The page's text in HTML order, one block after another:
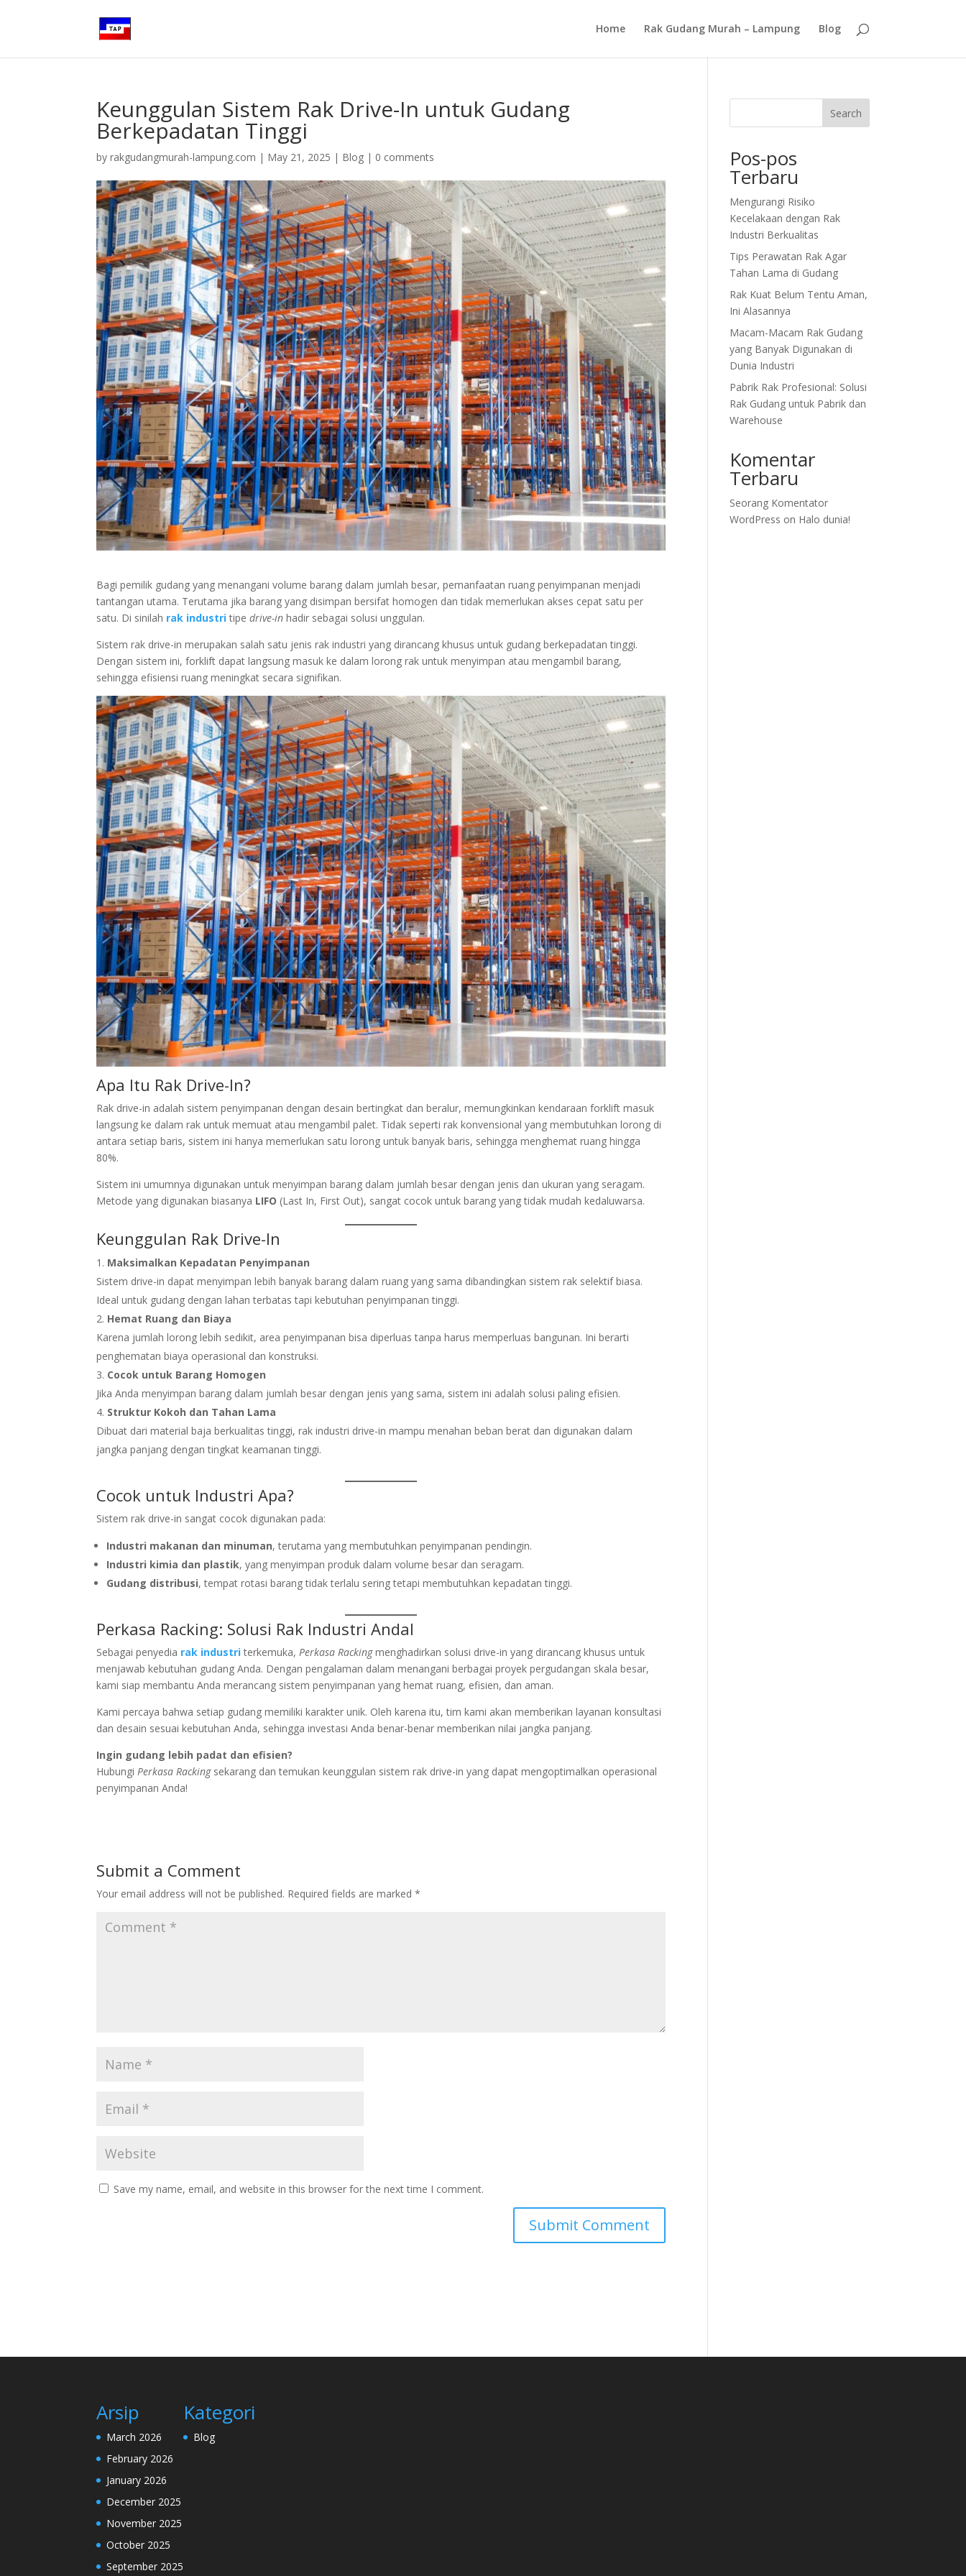
Home Rak Gudang Murah – Lampung Blog
Keunggulan Sistem Rak Drive-In untuk Gudang
Berkepadatan Tinggi
byrakgudangmurah-lampung.com | May 21, 2025 | Blog | 0 comments
Bagi pemilik gudang yang menangani volume barang dalam jumlah besar, pemanfaatan ruang penyimpanan menjadi
tantangan utama. Terutama jika barang yang disimpan bersifat homogen dan tidak memerlukan akses cepat satu per
satu. Di sinilah rak industri tipedrive-in hadir sebagai solusi unggulan.
Sistem rak drive-in merupakan salah satu jenis rak industri yang dirancang khusus untuk gudang berkepadatan tinggi.
Dengan sistem ini, forklift dapat langsung masuk ke dalam lorong rak untuk menyimpan atau mengambil barang,
sehingga efisiensi ruang meningkat secara signifikan.
Apa Itu Rak Drive-In?
Rak drive-in adalah sistem penyimpanan dengan desain bertingkat dan beralur, memungkinkan kendaraan forklift masuk
langsung ke dalam rak untuk memuat atau mengambil palet. Tidak seperti rak konvensional yang membutuhkan lorong di
antara setiap baris, sistem ini hanya memerlukan satu lorong untuk banyak baris, sehingga menghemat ruang hingga
80%.
Sistem ini umumnya digunakan untuk menyimpan barang dalam jumlah besar dengan jenis dan ukuran yang seragam.
Metode yang digunakan biasanya LIFO (Last In, First Out), sangat cocok untuk barang yang tidak mudah kedaluwarsa.
Keunggulan Rak Drive-In
Maksimalkan Kepadatan Penyimpanan
Sistem drive-in dapat menyimpan lebih banyak barang dalam ruang yang sama dibandingkan sistem rak selektif biasa.
Ideal untuk gudang dengan lahan terbatas tapi kebutuhan penyimpanan tinggi.
Hemat Ruang dan Biaya
Karena jumlah lorong lebih sedikit, area penyimpanan bisa diperluas tanpa harus memperluas bangunan. Ini berarti
penghematan biaya operasional dan konstruksi.
Cocok untuk Barang Homogen
Jika Anda menyimpan barang dalam jumlah besar dengan jenis yang sama, sistem ini adalah solusi paling efisien.
Struktur Kokoh dan Tahan Lama
Dibuat dari material baja berkualitas tinggi, rak industri drive-in mampu menahan beban berat dan digunakan dalam
jangka panjang dengan tingkat keamanan tinggi.
Cocok untuk Industri Apa?
Sistem rak drive-in sangat cocok digunakan pada:
Industri makanan dan minuman, terutama yang membutuhkan penyimpanan pendingin.
Industri kimia dan plastik, yang menyimpan produk dalam volume besar dan seragam.
Gudang distribusi, tempat rotasi barang tidak terlalu sering tetapi membutuhkan kepadatan tinggi.
Perkasa Racking: Solusi Rak Industri Andal
Sebagai penyedia rak industriterkemuka, Perkasa Rackingmenghadirkan solusi drive-in yang dirancang khusus untuk
menjawab kebutuhan gudang Anda. Dengan pengalaman dalam menangani berbagai proyek pergudangan skala besar,
kami siap membantu Anda merancang sistem penyimpanan yang hemat ruang, efisien, dan aman.
Kami percaya bahwa setiap gudang memiliki karakter unik. Oleh karena itu, tim kami akan memberikan layanan konsultasi
dan desain sesuai kebutuhan Anda, sehingga investasi Anda benar-benar memberikan nilai jangka panjang.
Ingin gudang lebih padat dan efisien?
Hubungi Perkasa Rackingsekarang dan temukan keunggulan sistem rak drive-in yang dapat mengoptimalkan operasional
penyimpanan Anda!
Submit a Comment
Your email address will not be published. Required fields are marked*
Save my name, email, and website in this browser for the next time I comment.
Search
Pos-pos
Terbaru
Mengurangi Risiko
Kecelakaan dengan Rak
Industri Berkualitas
Tips Perawatan Rak Agar
Tahan Lama di Gudang
Rak Kuat Belum Tentu Aman,
Ini Alasannya
Macam-Macam Rak Gudang
yang Banyak Digunakan di
Dunia Industri
Pabrik Rak Profesional: Solusi
Rak Gudang untuk Pabrik dan
Warehouse
Komentar
Terbaru
Seorang Komentator
WordPress on Halo dunia!
Arsip
March 2026
February 2026
January 2026
December 2025
November 2025
October 2025
September 2025
Kategori
Blog